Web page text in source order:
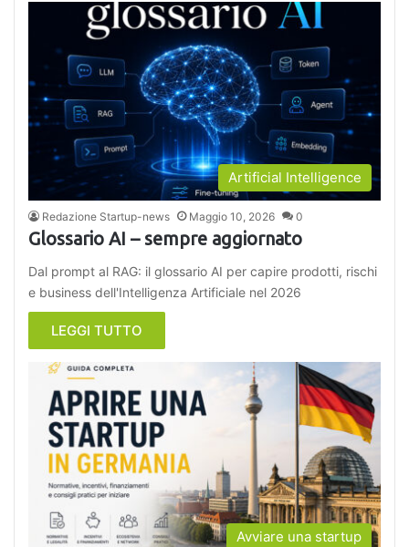
Artificial Intelligence
Redazione Startup-news Maggio 10, 2026 0
Glossario AI – sempre aggiornato
Dal prompt al RAG: il glossario AI per capire prodotti, rischi
e business dell'Intelligenza Artificiale nel 2026
LEGGI TUTTO
Avviare una startup